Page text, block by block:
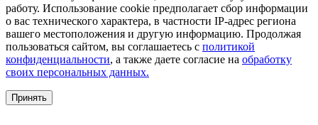
работу. Использование cookie предполагает сбор информации
о вас технического характера, в частности IP-адрес региона
вашего местоположения и другую информацию. Продолжая
пользоваться сайтом, вы соглашаетесь с политикой
конфиденциальности, а также даете согласие на обработку
своих персональных данных.
Принять